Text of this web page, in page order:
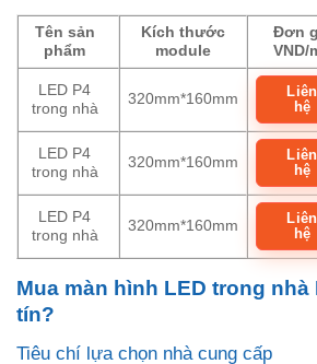
Tên sản
phẩm
Kích thước
module
Đơn
VND/
LED P4
trong nhà
320mm*160mm
Liên
hệ
LED P4
trong nhà
320mm*160mm
Liên
hệ
LED P4
trong nhà
320mm*160mm
Liên
hệ
Mua màn hình LED trong nhà
tín?
Tiêu chí lựa chọn nhà cung cấp